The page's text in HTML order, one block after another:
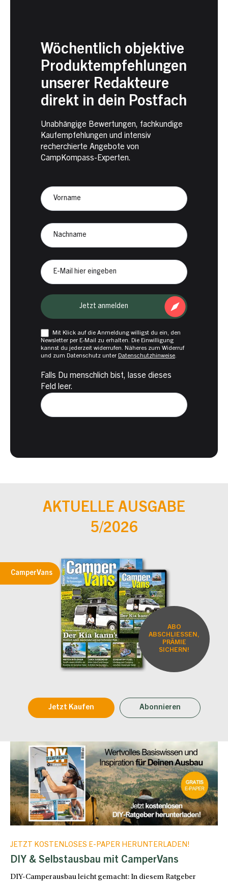
Wöchentlich objektive
Produktempfehlungen
unserer Redakteure
direkt in dein Postfach
Unabhängige Bewertungen, fachkundige
Kaufempfehlungen und intensiv
recherchierte Angebote von
CampKompass-Experten.
CampKompass
Vorname
Nachname
Mail
Jetzt anmelden
Mit Klick auf die Anmeldung willigst du ein, den
Newsletter per E-Mail zu erhalten. Die Einwilligung
kannst du jederzeit widerrufen. Näheres zum Widerruf
und zum Datenschutz unter Datenschutzhinweise.
Falls Du menschlich bist, lasse dieses
Feld leer.
AKTUELLE AUSGABE
5/2026
CamperVans
ABO
ABSCHLIESSEN,
PRÄMIE
SICHERN!
Jetzt Kaufen Abonnieren
JETZT KOSTENLOSES E-PAPER HERUNTERLADEN!
DIY & Selbstausbau mit CamperVans
DIY-Camperausbau leicht gemacht: In diesem Ratgeber